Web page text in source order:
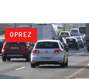
OPREZ